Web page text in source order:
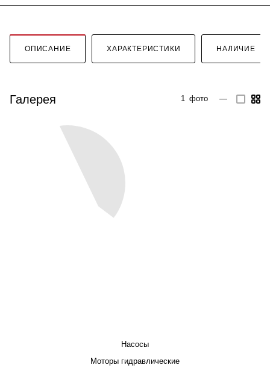
ОПИСАНИЕ ХАРАКТЕРИСТИКИ НАЛИЧИЕ
Галерея 1 фото —
Насосы
Моторы гидравлические